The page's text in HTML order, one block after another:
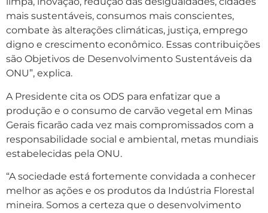
mais sustentáveis, consumos mais conscientes,
combate às alterações climáticas, justiça, emprego
digno e crescimento econômico. Essas contribuições
são Objetivos de Desenvolvimento Sustentáveis da
ONU”, explica.
A Presidente cita os ODS para enfatizar que a
produção e o consumo de carvão vegetal em Minas
Gerais ficarão cada vez mais compromissados com a
responsabilidade social e ambiental, metas mundiais
estabelecidas pela ONU.
“A sociedade está fortemente convidada a conhecer
melhor as ações e os produtos da Indústria Florestal
mineira. Somos a certeza que o desenvolvimento